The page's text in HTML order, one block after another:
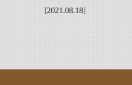
[2021.08.18]